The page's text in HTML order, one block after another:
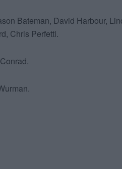
Bateman, David Harbour,
Chris Perfetti.